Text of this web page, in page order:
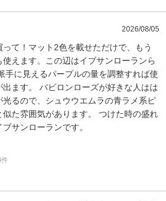
2026/08/05
て！マット2色を載せただけで、もう
えます。この辺はイブサンローランら
手に見えるパープルの量を調整すれば使
ます。 バビロンローズが好きな人はは
光るので、シュウウエムラの青ラメ系ピ
た雰囲気があります。 つけた時の盛れ
サンローランです。
件